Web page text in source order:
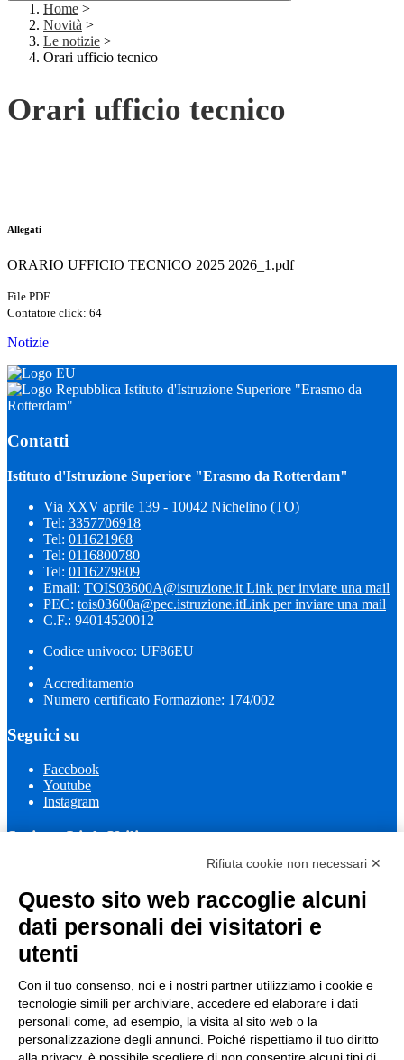
Home >
Novità >
Le notizie >
Orari ufficio tecnico
Orari ufficio tecnico
Allegati
ORARIO UFFICIO TECNICO 2025 2026_1.pdf
File PDF
Contatore click: 64
Notizie
Istituto d'Istruzione Superiore "Erasmo da
Rotterdam"
Contatti
Istituto d'Istruzione Superiore "Erasmo da Rotterdam"
Via XXV aprile 139 - 10042 Nichelino (TO)
Tel: 3357706918
Tel: 011621968
Tel: 0116800780
Tel: 0116279809
Email: TOIS03600A@istruzione.it Link per inviare una mail
PEC: tois03600a@pec.istruzione.itLink per inviare una mail
C.F.: 94014520012
Codice univoco: UF86EU
Accreditamento
Numero certificato Formazione: 174/002
Seguici su
Facebook
Youtube
Instagram
Sezione Link Utili
Informativa Privacy
Ufficio Relazioni con il Pubblico
Dichiarazione di accessibilità
Obiettivi di accessibilità
Gestione consensi cookie
Amministrazione trasparente
Pagina visualizzata
1139 volte
Rifiuta cookie non necessari ✕
Questo sito web raccoglie alcuni
dati personali dei visitatori e
utenti
Con il tuo consenso, noi e i nostri partner utilizziamo i cookie e
tecnologie simili per archiviare, accedere ed elaborare i dati
personali come, ad esempio, la visita al sito web o la
personalizzazione degli annunci. Poiché rispettiamo il tuo diritto